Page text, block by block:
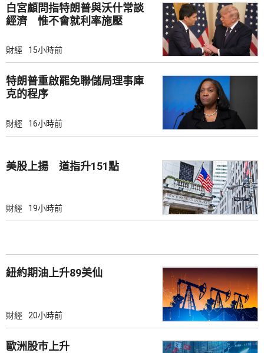
白宮顧問指特朗普與沃什常談
經濟 惟不會就利率施壓
財經 15小時前
特朗普重啟罷免聯儲局理事庫
克的程序
財經 16小時前
美股上揚 道指升151點
財經 19小時前
紐約期油上升89美仙
財經 20小時前
歐洲股巿上升